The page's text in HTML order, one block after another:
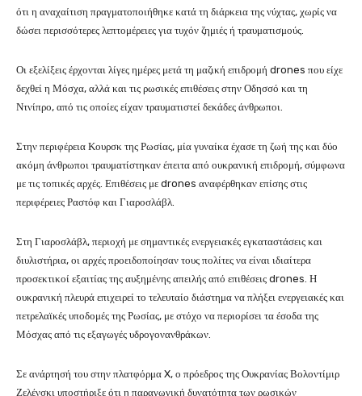
ότι η αναχαίτιση πραγματοποιήθηκε κατά τη διάρκεια της νύχτας, χωρίς να
δώσει περισσότερες λεπτομέρειες για τυχόν ζημιές ή τραυματισμούς.
Οι εξελίξεις έρχονται λίγες ημέρες μετά τη μαζική επιδρομή drones που είχε
δεχθεί η Μόσχα, αλλά και τις ρωσικές επιθέσεις στην Οδησσό και τη
Ντνίπρο, από τις οποίες είχαν τραυματιστεί δεκάδες άνθρωποι.
Στην περιφέρεια Κουρσκ της Ρωσίας, μία γυναίκα έχασε τη ζωή της και δύο
ακόμη άνθρωποι τραυματίστηκαν έπειτα από ουκρανική επιδρομή, σύμφωνα
με τις τοπικές αρχές. Επιθέσεις με drones αναφέρθηκαν επίσης στις
περιφέρειες Ραστόφ και Γιαροσλάβλ.
Στη Γιαροσλάβλ, περιοχή με σημαντικές ενεργειακές εγκαταστάσεις και
διυλιστήρια, οι αρχές προειδοποίησαν τους πολίτες να είναι ιδιαίτερα
προσεκτικοί εξαιτίας της αυξημένης απειλής από επιθέσεις drones. Η
ουκρανική πλευρά επιχειρεί το τελευταίο διάστημα να πλήξει ενεργειακές και
πετρελαϊκές υποδομές της Ρωσίας, με στόχο να περιορίσει τα έσοδα της
Μόσχας από τις εξαγωγές υδρογονανθράκων.
Σε ανάρτησή του στην πλατφόρμα X, ο πρόεδρος της Ουκρανίας Βολοντίμιρ
Ζελένσκι υποστήριξε ότι η παραγωγική δυνατότητα των ρωσικών